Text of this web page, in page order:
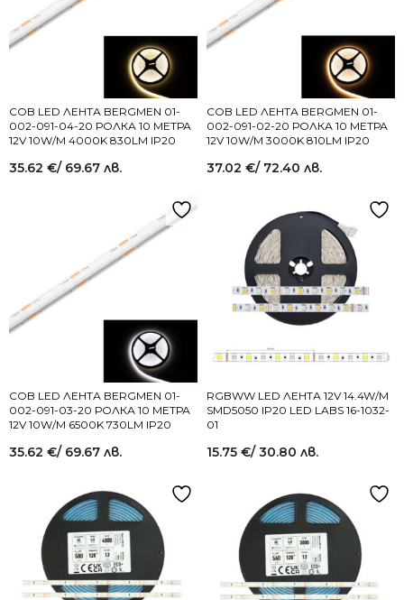
COB LED ЛЕНТА BERGMEN 01-
002-091-04-20 РОЛКА 10 МЕТРА
12V 10W/M 4000K 830LM IP20
35.62 €/ 69.67 лв.
COB LED ЛЕНТА BERGMEN 01-
002-091-02-20 РОЛКА 10 МЕТРА
12V 10W/M 3000K 810LM IP20
37.02 €/ 72.40 лв.
COB LED ЛЕНТА BERGMEN 01-
002-091-03-20 РОЛКА 10 МЕТРА
12V 10W/M 6500K 730LM IP20
35.62 €/ 69.67 лв.
RGBWW LED ЛЕНТА 12V 14.4W/M
SMD5050 IP20 LED LABS 16-1032-
01
15.75 €/ 30.80 лв.